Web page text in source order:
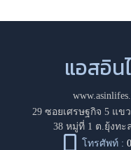
แอสอิน
29 ซอยเศรษฐกิจ 5 แข
38 หมู่ที่ 1 ต.ยุ้งทะ
โทรศัพท์ :